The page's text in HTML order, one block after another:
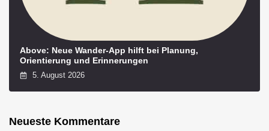
Above: Neue Wander-App hilft bei Planung,
Orientierung und Erinnerungen
5. August 2026
Neueste Kommentare